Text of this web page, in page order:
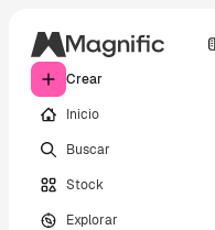
Crear
Inicio
Buscar
Stock
Explorar